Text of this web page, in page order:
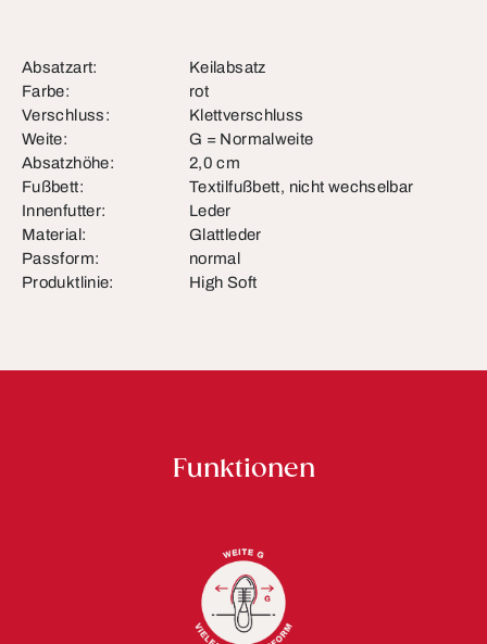
Absatzart:
Keilabsatz
Farbe:
rot
Verschluss:
Klettverschluss
Weite:
G = Normalweite
Absatzhöhe:
2,0 cm
Fußbett:
Textilfußbett, nicht wechselbar
Innenfutter:
Leder
Material:
Glattleder
Passform:
normal
Produktlinie:
High Soft
Funktionen